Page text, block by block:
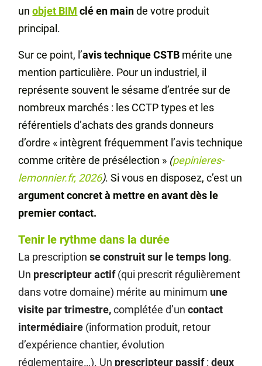
unobjet BIM clé en mainde votre produit
principal.
Sur ce point, l’avis technique CSTB mérite une
mention particulière. Pour un industriel, il
représente souvent le sésame d’entrée sur de
nombreux marchés : les CCTP types et les
référentiels d’achats des grands donneurs
d’ordre « intègrent fréquemment l’avis technique
comme critère de présélection » (pepinieres-
lemonnier.fr, 2026). Si vous en disposez, c’est un
argument concret à mettre en avant dès le
premier contact.
Tenir le rythme dans la durée
La prescriptionse construit sur le temps long.
Un prescripteur actif(qui prescrit régulièrement
dans votre domaine) mérite au minimum une
visite par trimestre,complétée d’un contact
intermédiaire (information produit, retour
d’expérience chantier, évolution
réglementaire…). Un prescripteur passif:deux